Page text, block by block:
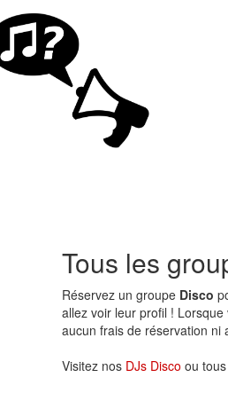
Tous les
Réservez un groupe Disco
allez voir leur profil !
aucun frais de réservation ni
Visitez nos DJs Disco ou